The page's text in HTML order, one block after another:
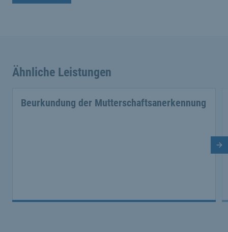
Ähnliche Leistungen
Beurkundung der Mutterschaftsanerkennung